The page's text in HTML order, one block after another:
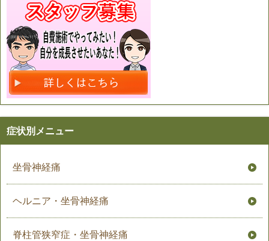
症状別メニュー
坐骨神経痛
ヘルニア・坐骨神経痛
脊柱管狭窄症・坐骨神経痛